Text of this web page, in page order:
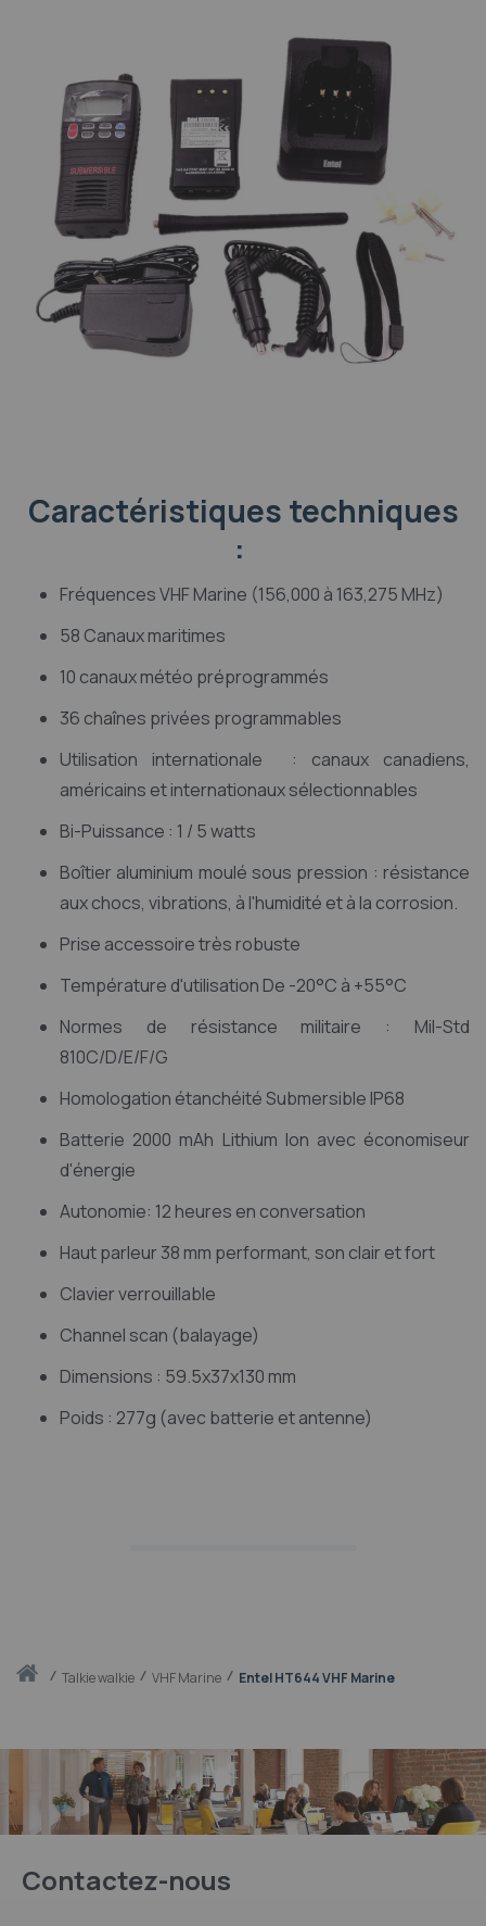
Accueiltalkie walkie VHF Marine Entel HT644 VHF Marine
Caractéristiques techniques
:
Fréquences VHF Marine (156,000 à 163,275 MHz)
58 Canaux maritimes
10 canaux météo préprogrammés
36 chaînes privées programmables
Utilisation internationale : canaux canadiens,
américains et internationaux sélectionnables
Bi-Puissance : 1 / 5 watts
Boîtier aluminium moulé sous pression : résistance
aux chocs, vibrations, à l'humidité et à la corrosion.
Prise accessoire très robuste
Température d'utilisation De -20°C à +55°C
Normes de résistance militaire : Mil-Std
810C/D/E/F/G
Homologation étanchéité Submersible IP68
Batterie 2000 mAh Lithium Ion avec économiseur
d'énergie
Autonomie: 12 heures en conversation
Haut parleur 38 mm performant, son clair et fort
Clavier verrouillable
Channel scan (balayage)
Dimensions : 59.5x37x130 mm
Poids : 277g (avec batterie et antenne)
Contactez-nous